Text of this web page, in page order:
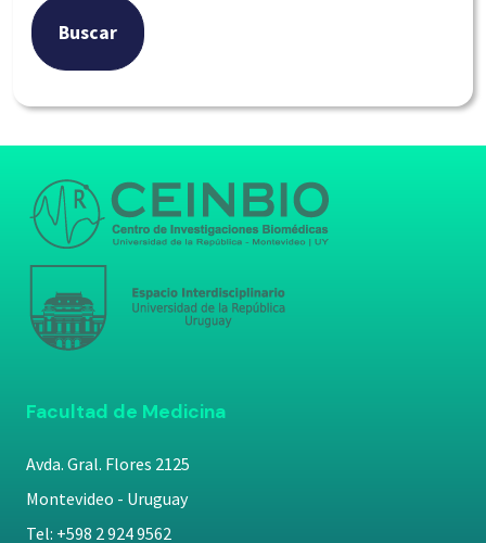
Buscar
Facultad de Medicina
Avda. Gral. Flores 2125
Montevideo - Uruguay
Tel: +598 2 924 9562